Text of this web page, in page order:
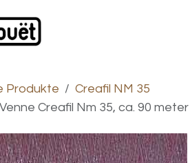
Produkte
Creafil NM 35
Venne Creafil Nm 35, ca. 90